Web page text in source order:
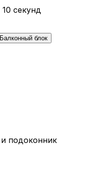
секунд
Балконный блок
подоконник